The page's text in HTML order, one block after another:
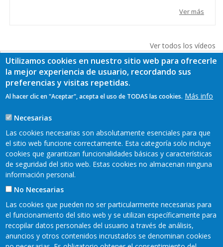
Ver más
Ver todos los vídeos
READER 2018©
Contacto Mapa web Aviso legal
Utilizamos cookies en nuestro sitio web para ofrecerle
la mejor experiencia de usuario, recordando sus
preferencias y visitas repetidas.
Al hacer clic en "Aceptar", acepta el uso de TODAS las cookies. Más info
Necesarias
Las cookies necesarias son absolutamente esenciales para que
el sitio web funcione correctamente. Esta categoría solo incluye
cookies que garantizan funcionalidades básicas y características
de seguridad del sitio web. Estas cookies no almacenan ninguna
información personal.
No Necesarias
Las cookies que pueden no ser particularmente necesarias para
el funcionamiento del sitio web y se utilizan específicamente para
recopilar datos personales del usuario a través de análisis,
anuncios y otros contenidos incrustados se denominan cookies